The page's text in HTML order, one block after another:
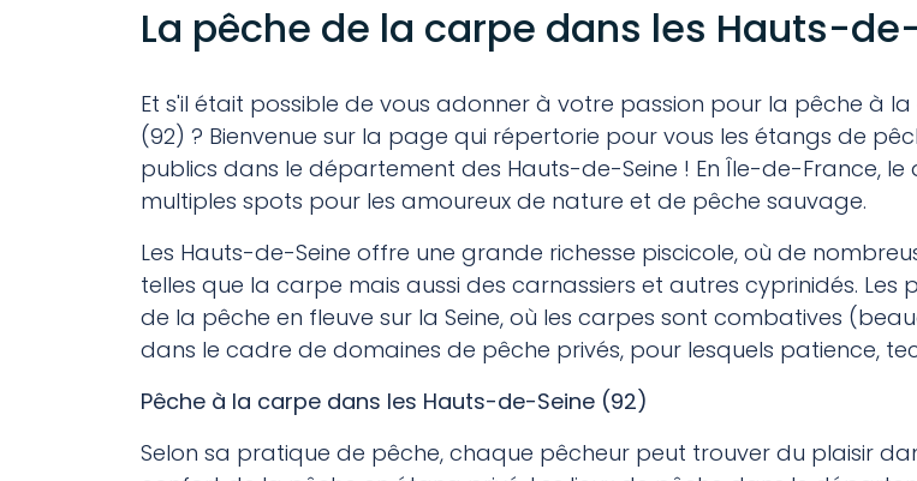
La pêche de la carpe dans les Hauts-
Et s'il était possible de vous adonner à votre passion pour la pêche à
(92) ? Bienvenue sur la page qui répertorie pour vous les étangs de
publics dans le département des Hauts-de-Seine ! En Île-de-France,
multiples spots pour les amoureux de nature et de pêche sauvage.
Les Hauts-de-Seine offre une grande richesse piscicole, où de
telles que la carpe mais aussi des carnassiers et autres cyprinidés.
de la pêche en fleuve sur la Seine, où les carpes sont combatives
dans le cadre de domaines de pêche privés, pour lesquels patience,
Pêche à la carpe dans les Hauts-de-Seine (92)
Selon sa pratique de pêche, chaque pêcheur peut trouver du plaisir